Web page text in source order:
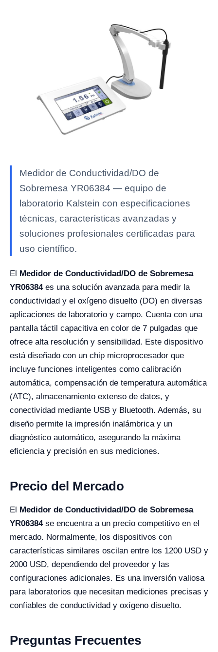
Medidor de Conductividad/DO de
Sobremesa YR06384 — equipo de
laboratorio Kalstein con especificaciones
técnicas, características avanzadas y
soluciones profesionales certificadas para
uso científico.
El Medidor de Conductividad/DO de Sobremesa
YR06384es una solución avanzada para medir la
conductividad y el oxígeno disuelto (DO) en diversas
aplicaciones de laboratorio y campo. Cuenta con una
pantalla táctil capacitiva en color de 7 pulgadas que
ofrece alta resolución y sensibilidad. Este dispositivo
está diseñado con un chip microprocesador que
incluye funciones inteligentes como calibración
automática, compensación de temperatura automática
(ATC), almacenamiento extenso de datos, y
conectividad mediante USB y Bluetooth. Además, su
diseño permite la impresión inalámbrica y un
diagnóstico automático, asegurando la máxima
eficiencia y precisión en sus mediciones.
Precio del Mercado
El Medidor de Conductividad/DO de Sobremesa
YR06384se encuentra a un precio competitivo en el
mercado. Normalmente, los dispositivos con
características similares oscilan entre los 1200 USD y
2000 USD, dependiendo del proveedor y las
configuraciones adicionales. Es una inversión valiosa
para laboratorios que necesitan mediciones precisas y
confiables de conductividad y oxígeno disuelto.
Preguntas Frecuentes